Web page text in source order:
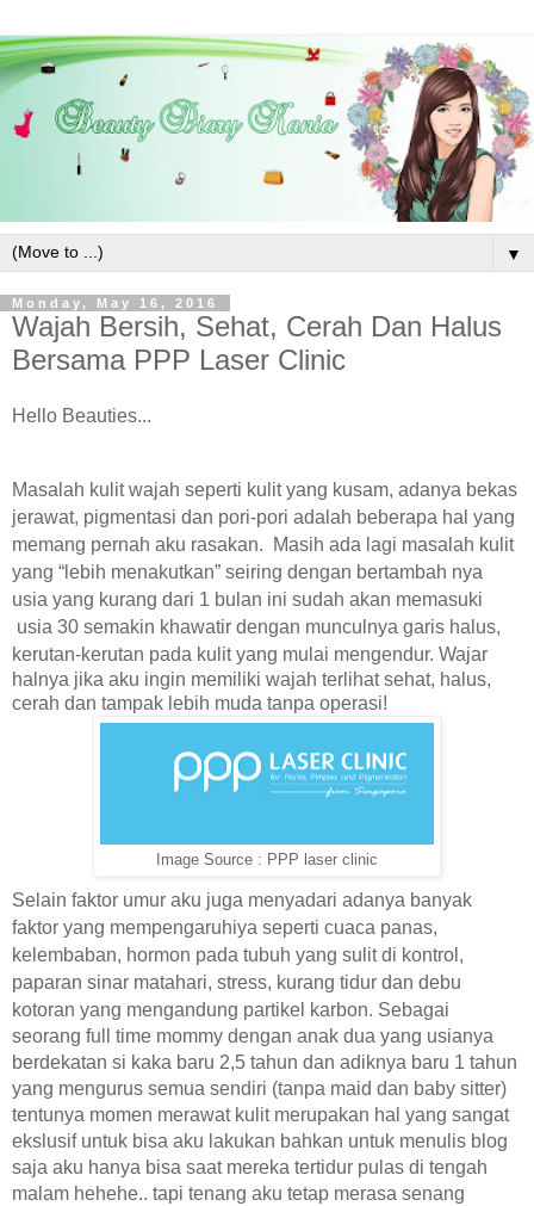
▼
Monday, May 16, 2016
Wajah Bersih, Sehat, Cerah Dan Halus
Bersama PPP Laser Clinic
Hello Beauties...
Masalah kulit wajah seperti kulit yang kusam, adanya bekas
jerawat, pigmentasi dan pori-pori adalah beberapa hal yang
memang pernah aku rasakan. Masih ada lagi masalah kulit
yang “lebih menakutkan” seiring dengan bertambah nya
usia yang kurang dari 1 bulan ini sudah akan memasuki
usia 30 semakin khawatir dengan munculnya garis halus,
kerutan-kerutan pada kulit yang mulai mengendur. Wajar
halnya jika aku ingin memiliki wajah terlihat sehat, halus,
cerah dan tampak lebih muda tanpa operasi!
Image Source : PPP laser clinic
Selain faktor umur aku juga menyadari adanya banyak
faktor yang mempengaruhiya seperti cuaca panas,
kelembaban, hormon pada tubuh yang sulit di kontrol,
paparan sinar matahari, stress, kurang tidur dan debu
kotoran yang mengandung partikel karbon. Sebagai
seorang full time mommy dengan anak dua yang usianya
berdekatan si kaka baru 2,5 tahun dan adiknya baru 1 tahun
yang mengurus semua sendiri (tanpa maid dan baby sitter)
tentunya momen merawat kulit merupakan hal yang sangat
ekslusif untuk bisa aku lakukan bahkan untuk menulis blog
saja aku hanya bisa saat mereka tertidur pulas di tengah
malam hehehe.. tapi tenang aku tetap merasa senang